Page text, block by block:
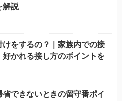
解説
けをするの？｜家族内での接
好かれる接し方のポイントを
省できないときの留守番ポイ